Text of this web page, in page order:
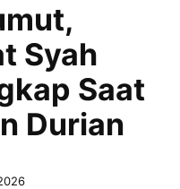
Syah
Saat
Durian